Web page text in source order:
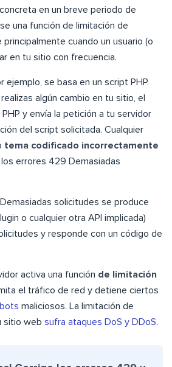
en un breve periodo de
una función de limitación de
cuando un usuario (o
en tu sitio con frecuencia.
ejemplo, se basa en un script PHP.
algún cambio en tu sitio, el
y envía la petición a tu servidor
del script solicitada. Cualquier
tema codificado incorrectamente
errores 429 Demasiadas
solicitudes se produce
o cualquier otra API implicada)
y responde con un código de
activa una función de limitación
el tráfico de red y detiene ciertos
maliciosos. La limitación de
sitio web sufra ataques DoS y DDoS.